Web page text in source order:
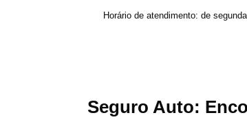
Horário de atendimento: de
Seguro Auto: